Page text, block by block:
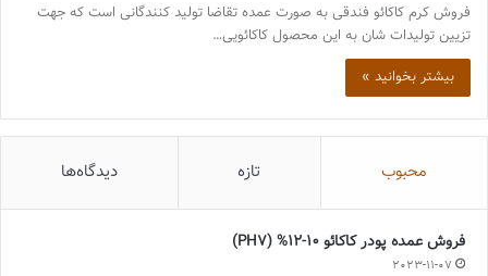
فروش کرم کاکائو فندقی به صورت عمده تقاضا تولید کنندگانی است که جهت
تزیین تولیدات شان به این محصول کاکائویی…
بیشتر بخوانید »
محبوب تازه دیدگاه‌ها
فروش عمده پودر کاکائو 10-12% (PH7)
2023-11-07